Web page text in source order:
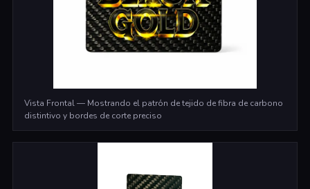
Vista Frontal — Mostrando el patrón de tejido de fibra de carbono
distintivo y bordes de corte preciso